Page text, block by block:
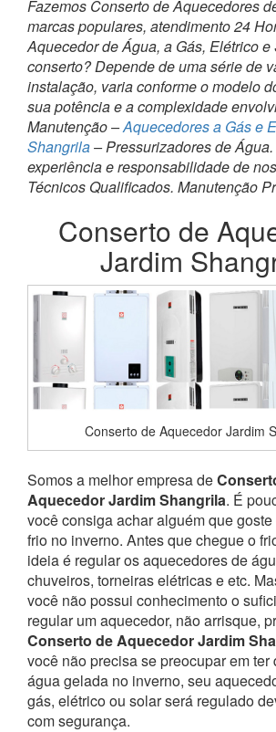
Fazemos Conserto de Aquecedores
marcas populares, atendimento 24
Aquecedor de Água, a Gás, Elétrico e
conserto? Depende de uma série de
instalação, varia conforme o modelo
sua potência e a complexidade
Manutenção –Aquecedores a Gás e
Shangrila– Pressurizadores de
experiência e responsabilidade de
Técnicos Qualificados. Manutenção
Conserto de
Jardim
Conserto de Aquecedor Jardim
Somos a melhor empresa de
Aquecedor Jardim Shangrila. É
você consiga achar alguém que
frio no inverno. Antes que chegue o
ideia é regular os aquecedores de
chuveiros, torneiras elétricas e etc.
você não possui conhecimento o
regular um aquecedor, não arrisque,
Conserto de Aquecedor Jardim
você não precisa se preocupar em ter
água gelada no inverno, seu
gás, elétrico ou solar será regulado
com segurança.